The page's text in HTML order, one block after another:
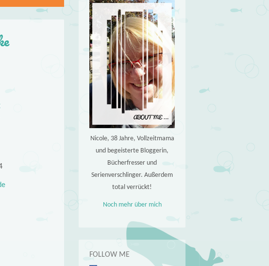
Nicole, 38 Jahre, Vollzeitmama
und begeisterte Bloggerin,
Bücherfresser und
Serienverschlinger. Außerdem
total verrückt!
Noch mehr über mich
FOLLOW ME